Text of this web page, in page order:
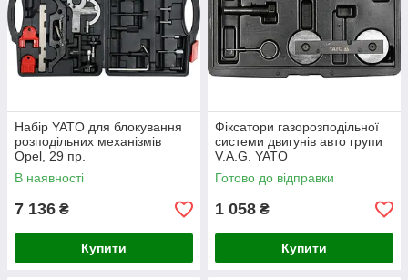
Набір YATO для блокування
розподільних механізмів
Opel, 29 пр.
В наявності
7 136 ₴
Купити
Фіксатори газорозподільної
системи двигунів авто групи
V.A.G. YATO
Готово до відправки
1 058 ₴
Купити